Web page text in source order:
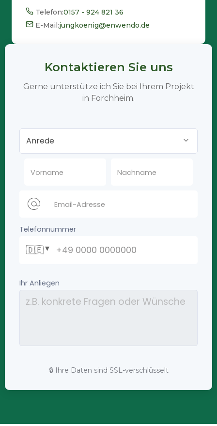
Telefon:0157 - 924 821 36
E-Mail:jungkoenig@enwendo.de
Kontaktieren Sie uns
Gerne unterstütze ich Sie bei Ihrem Projekt
in Forchheim.
🔒 Ihre Daten sind SSL-verschlüsselt